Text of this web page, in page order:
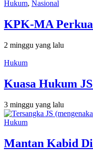
Hukum, Nasional
KPK-MA
2 minggu yang lalu
Hukum
Kuasa Hukum
3 minggu yang lalu
Hukum
Mantan Kabid